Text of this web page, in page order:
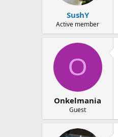
SushY
Active member
O
Onkelmania
Guest